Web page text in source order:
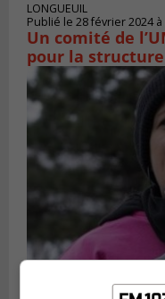
LONGUEUIL
Publié le 28 février 2024 à
Un comité de
pour la